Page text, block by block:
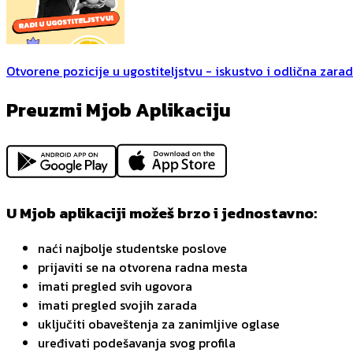
Otvorene pozicije u ugostiteljstvu - iskustvo i odlična
Preuzmi Mjob Aplikaciju
U Mjob aplikaciji možeš brzo i jednostavno:
naći najbolje studentske poslove
prijaviti se na otvorena radna mesta
imati pregled svih ugovora
imati pregled svojih zarada
uključiti obaveštenja za zanimljive oglase
uređivati podešavanja svog profila